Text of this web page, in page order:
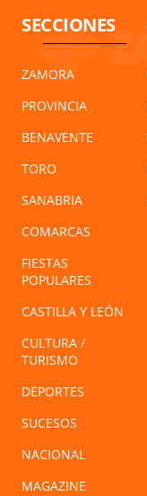
SECCIONES
ZAMORA
PROVINCIA
BENAVENTE
TORO
SANABRIA
COMARCAS
FIESTAS
POPULARES
CASTILLA Y LEÓN
CULTURA /
TURISMO
DEPORTES
SUCESOS
NACIONAL
MAGAZINE